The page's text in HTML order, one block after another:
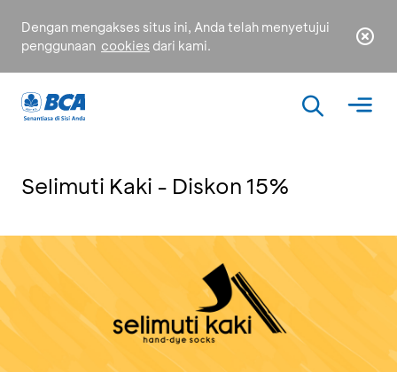
Dengan mengakses situs ini, Anda telah menyetujui
penggunaan cookies dari kami.
Selimuti Kaki - Diskon 15%